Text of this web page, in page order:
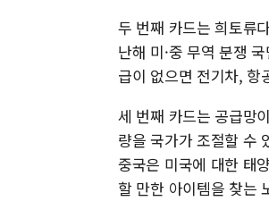
두 번째 카드는 희토류
난해 미·중 무역 분쟁
급이 없으면 전기차, 항
세 번째 카드는 공급망
량을 국가가 조절할 수
중국은 미국에 대한 태
할 만한 아이템을 찾는